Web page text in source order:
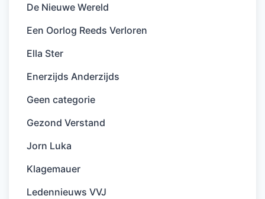
De Nieuwe Wereld
Een Oorlog Reeds Verloren
Ella Ster
Enerzijds Anderzijds
Geen categorie
Gezond Verstand
Jorn Luka
Klagemauer
Ledennieuws VVJ